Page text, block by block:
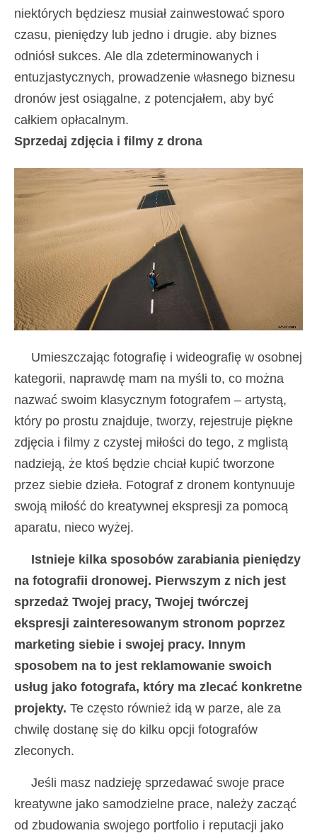
niektórych będziesz musiał zainwestować sporo
czasu, pieniędzy lub jedno i drugie. aby biznes
odniósł sukces. Ale dla zdeterminowanych i
entuzjastycznych, prowadzenie własnego biznesu
dronów jest osiągalne, z potencjałem, aby być
całkiem opłacalnym.
Sprzedaj zdjęcia i filmy z drona
Umieszczając fotografię i wideografię w osobnej
kategorii, naprawdę mam na myśli to, co można
nazwać swoim klasycznym fotografem – artystą,
który po prostu znajduje, tworzy, rejestruje piękne
zdjęcia i filmy z czystej miłości do tego, z mglistą
nadzieją, że ktoś będzie chciał kupić tworzone
przez siebie dzieła. Fotograf z dronem kontynuuje
swoją miłość do kreatywnej ekspresji za pomocą
aparatu, nieco wyżej.
Istnieje kilka sposobów zarabiania pieniędzy
na fotografii dronowej. Pierwszym z nich jest
sprzedaż Twojej pracy, Twojej twórczej
ekspresji zainteresowanym stronom poprzez
marketing siebie i swojej pracy. Innym
sposobem na to jest reklamowanie swoich
usług jako fotografa, który ma zlecać konkretne
projekty. Te często również idą w parze, ale za
chwilę dostanę się do kilku opcji fotografów
zleconych.
Jeśli masz nadzieję sprzedawać swoje prace
kreatywne jako samodzielne prace, należy zacząć
od zbudowania swojego portfolio i reputacji jako